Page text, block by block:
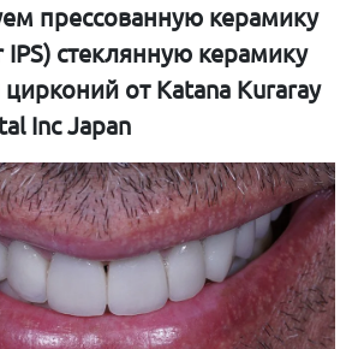
прессованную керамику
IPS) стеклянную керамику
цирконий от Katana Kuraray
Inc Japan